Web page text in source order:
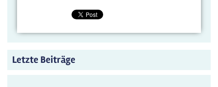
Letzte Beiträge